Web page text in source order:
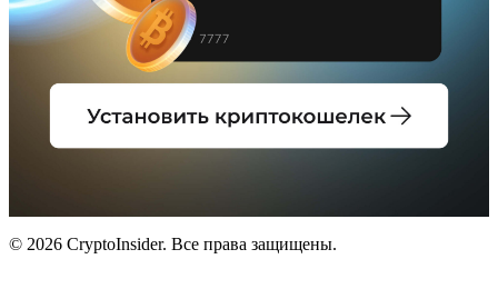
© 2026 CryptoInsider. Все права защищены.